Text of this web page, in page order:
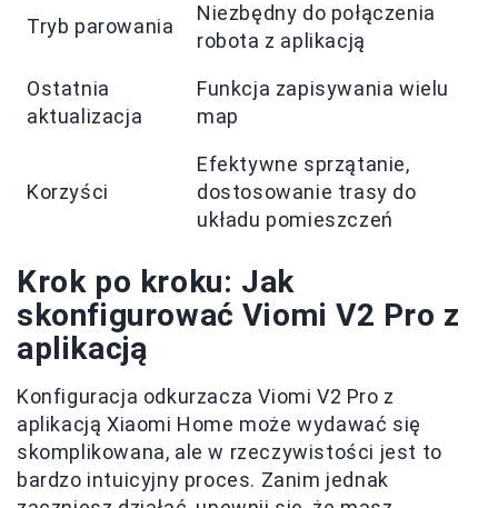
Tryb parowania
Niezbędny do połączenia
robota z aplikacją
Ostatnia
aktualizacja
Funkcja zapisywania wielu
map
Korzyści
Efektywne sprzątanie,
dostosowanie trasy do
układu pomieszczeń
Krok po kroku: Jak
skonfigurować Viomi V2 Pro z
aplikacją
Konfiguracja odkurzacza Viomi V2 Pro z
aplikacją Xiaomi Home może wydawać się
skomplikowana, ale w rzeczywistości jest to
bardzo intuicyjny proces. Zanim jednak